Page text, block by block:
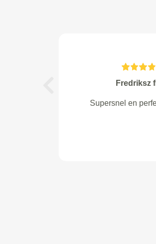
BREDEWOUD
Uitstekende